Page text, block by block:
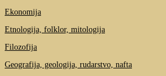
Ekonomija
Etnologija, folklor, mitologija
Filozofija
Geografija, geologija, rudarstvo, nafta